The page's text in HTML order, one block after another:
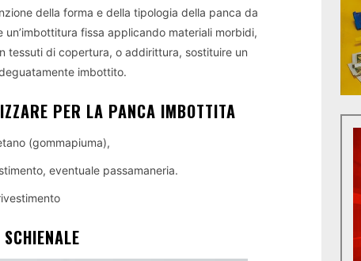
della forma e della tipologia della panca da
fissa applicando materiali morbidi,
tessuti di copertura, o addirittura, sostituire un
imbottito.
PER LA PANCA IMBOTTITA
(gommapiuma),
eventuale passamaneria.